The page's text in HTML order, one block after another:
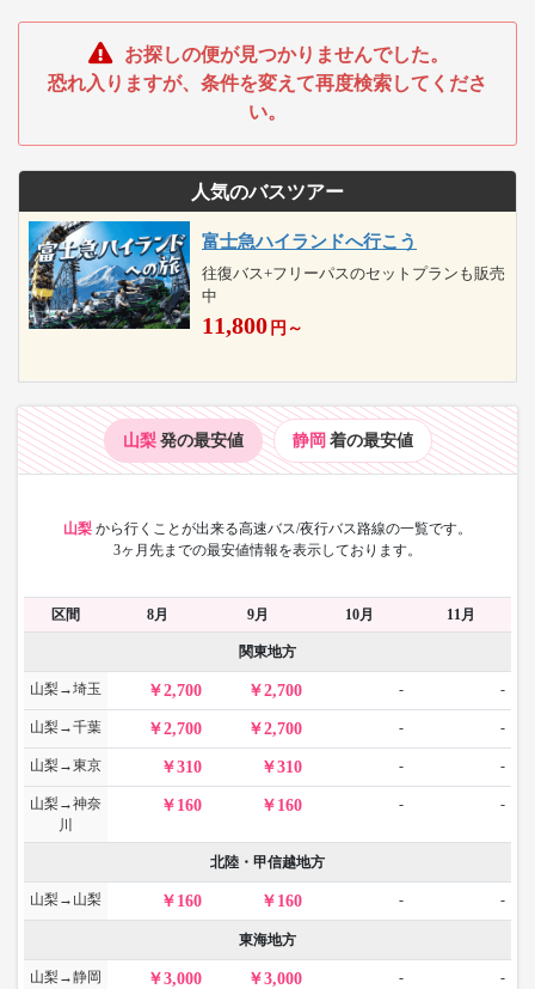
お探しの便が見つかりませんでした。
恐れ入りますが、条件を変えて再度検索してくださ
い。
人気のバスツアー
富士急ハイランドへ行こう
往復バス+フリーパスのセットプランも販売
中
11,800 円～
山梨 発の最安値 静岡 着の最安値
山梨 から行くことが出来る高速バス/夜行バス路線の一覧です。
3ヶ月先までの最安値情報を表示しております。
区間 8月 9月 10月 11月
関東地方
山梨→埼玉 2,700 2,700 - -
山梨→千葉 2,700 2,700 - -
山梨→東京 310 310 - -
山梨→神奈
川
160 160 - -
北陸・甲信越地方
山梨→山梨 160 160 - -
東海地方
山梨→静岡 3,000 3,000 - -